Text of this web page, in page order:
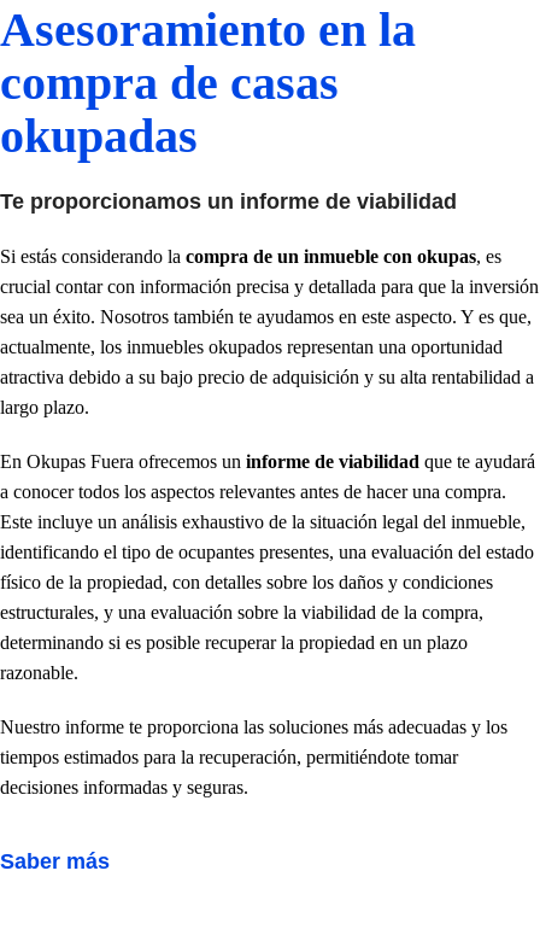
Asesoramiento en la
compra de casas
okupadas
Te proporcionamos un informe de viabilidad
Si estás considerando la compra de un inmueble con okupas, es
crucial contar con información precisa y detallada para que la inversión
sea un éxito. Nosotros también te ayudamos en este aspecto. Y es que,
actualmente, los inmuebles okupados representan una oportunidad
atractiva debido a su bajo precio de adquisición y su alta rentabilidad a
largo plazo.
En Okupas Fuera ofrecemos un informe de viabilidad que te ayudará
a conocer todos los aspectos relevantes antes de hacer una compra.
Este incluye un análisis exhaustivo de la situación legal del inmueble,
identificando el tipo de ocupantes presentes, una evaluación del estado
físico de la propiedad, con detalles sobre los daños y condiciones
estructurales, y una evaluación sobre la viabilidad de la compra,
determinando si es posible recuperar la propiedad en un plazo
razonable.
Nuestro informe te proporciona las soluciones más adecuadas y los
tiempos estimados para la recuperación, permitiéndote tomar
decisiones informadas y seguras.
Saber más